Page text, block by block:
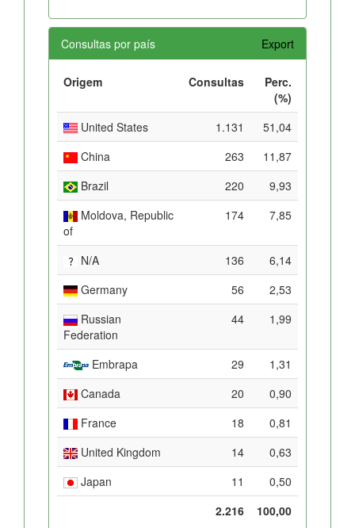
Consultas por país Export
Origem Consultas
Perc.
(%)
United States
1.131
51,04
China
263
11,87
Brazil
220
9,93
Moldova, Republic
of
174 7,85
N/A 136
6,14
Germany
56
2,53
Russian
Federation
44 1,99
Embrapa 29
1,31
Canada
20
0,90
France
18
0,81
United Kingdom
14
0,63
Japan
11
0,50
2.216
100,00